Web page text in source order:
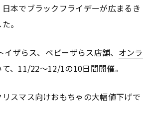
本でブラックフライデーが広まるき
。
ザらス、ベビーザらス店舗、 オンラ
、11/22〜12/1の10日間開催。
スマス向けおもちゃの大幅値下げで